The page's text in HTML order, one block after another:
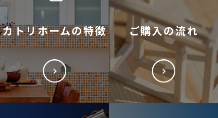
カトリホームの特徴 ご購入の流れ